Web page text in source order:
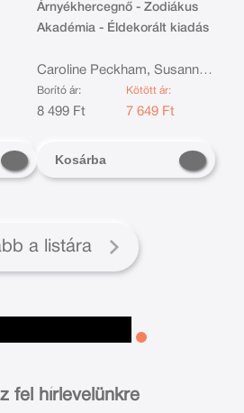
Árnyékhercegnő - Zodiákus
Akadémia - Éldekorált kiadás
Caroline Peckham, Susanne
Valenti
Borító ár:
8 499 Ft
Kötött ár:
7 649 Ft
Kosárba
a listára
fel hírlevelünkre